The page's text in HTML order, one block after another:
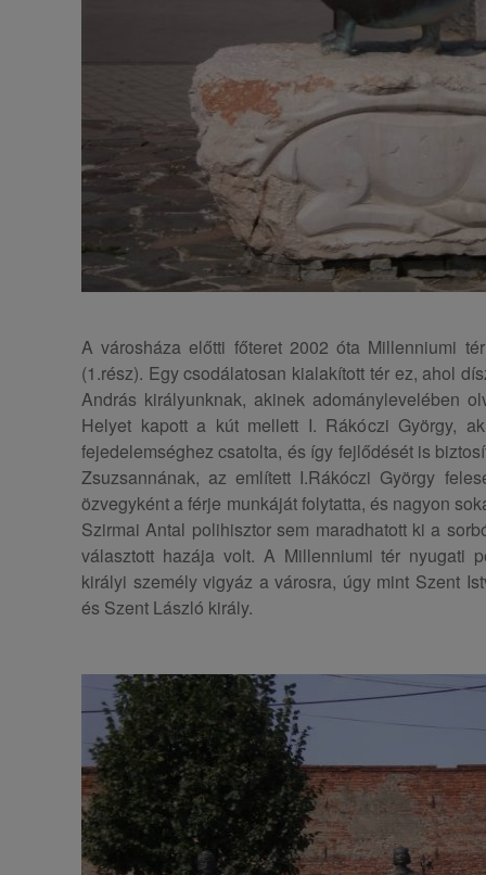
A városháza előtti főteret 2002 óta Millenniumi
(1.rész). Egy csodálatosan kialakított tér ez, ahol
András királyunknak, akinek adománylevelében
Helyet kapott a kút mellett I. Rákóczi György,
fejedelemséghez csatolta, és így fejlődését is
Zsuzsannának, az említett I.Rákóczi György
özvegyként a férje munkáját folytatta, és nagyon
Szirmai Antal polihisztor sem maradhatott ki a
választott hazája volt. A Millenniumi tér nyugati
királyi személy vigyáz a városra, úgy mint Szent
és Szent László király.